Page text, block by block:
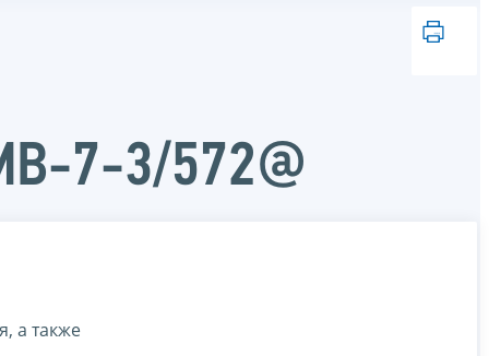
7-3/572@
а также